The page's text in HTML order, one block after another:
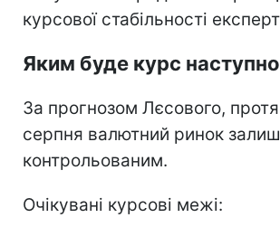
курсової стабільності
Яким буде курс
За прогнозом Лєсового,
серпня валютний ринок
контрольованим.
Очікувані курсові межі: